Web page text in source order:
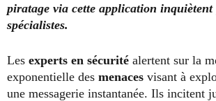
piratage via cette application inquiètent
spécialistes.
Les experts en sécurité alertent sur la
exponentielle des menaces visant à
une messagerie instantanée. Ils incitent